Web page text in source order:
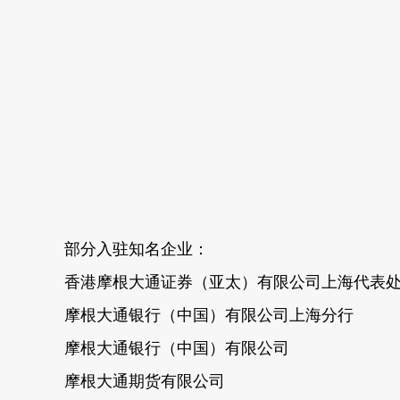
部分入驻知名企业：
香港摩根大通证券（亚太）有限公司上海代表
摩根大通银行（中国）有限公司上海分行
摩根大通银行（中国）有限公司
摩根大通期货有限公司